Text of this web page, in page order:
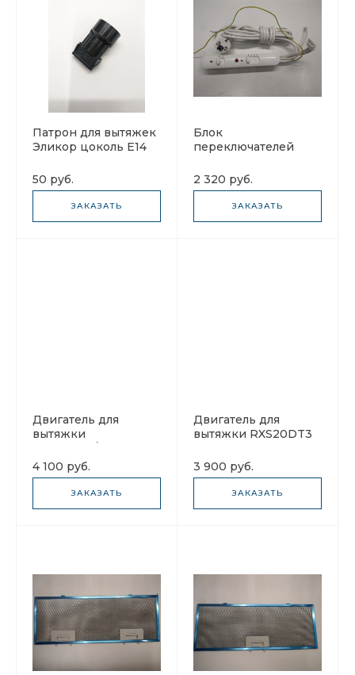
Патрон для вытяжек
Эликор цоколь E14
50 руб.
ЗАКАЗАТЬ
Блок
переключателей
2 320 руб.
ЗАКАЗАТЬ
Двигатель для
вытяжки
4 100 руб.
ЗАКАЗАТЬ
Двигатель для
вытяжки RXS20DT3
3 900 руб.
ЗАКАЗАТЬ